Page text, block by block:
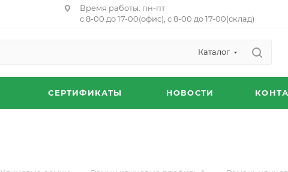
Время работы: пн-пт
с 8-00 до 17-00(офис), с 8-00 до 17-00(склад)
Каталог
СЕРТИФИКАТЫ НОВОСТИ